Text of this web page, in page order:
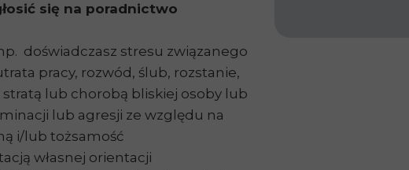
się na poradnictwo
doświadczasz stresu związanego
pracy, rozwód, ślub, rozstanie,
lub chorobą bliskiej osoby lub
lub agresji ze względu na
i/lub tożsamość
własnej orientacji